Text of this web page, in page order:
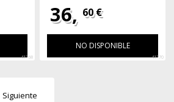
41768
36, 60 €
NO DISPONIBLE
41770
Siguiente